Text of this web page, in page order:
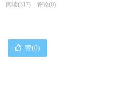
阅读(317) 评论(0)
赞(0)